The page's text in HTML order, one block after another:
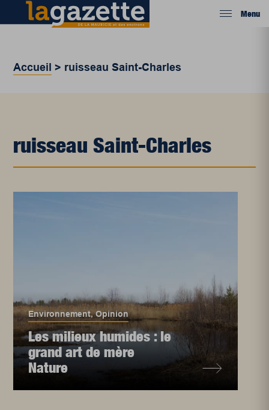
Menu
Accueil > ruisseau Saint-Charles
ruisseau Saint-Charles
Environnement,Opinion
Les milieux humides : le
grand art de mère
Nature